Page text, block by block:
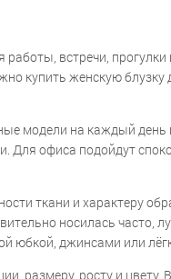
встречи,
женскую блузку
модели на каждый
офиса подойдут
ткани и характеру
носилась часто,
юбкой, джинсами или
размеру, росту и